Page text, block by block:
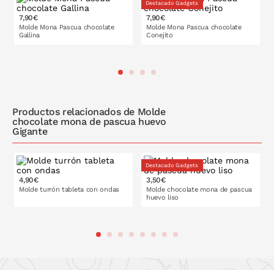
7,90€
Molde Mona Pascua chocolate
Gallina
Destacado Gadgets
7,90€
Molde Mona Pascua chocolate
Conejito
Productos relacionados de Molde
chocolate mona de pascua huevo
Gigante
4,90€
Molde turrón tableta con ondas
Destacado Gadgets
3,50€
Molde chocolate mona de pascua
huevo liso
12 cm 13 cm